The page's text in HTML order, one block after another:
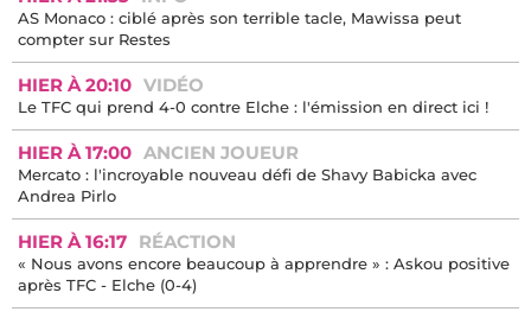
AS Monaco : ciblé après son terrible tacle, Mawissa peut
compter sur Restes
HIER À 20:10 VIDÉO
Le TFC qui prend 4-0 contre Elche : l'émission en direct ici !
HIER À 17:00 ANCIEN JOUEUR
Mercato : l'incroyable nouveau défi de Shavy Babicka avec
Andrea Pirlo
HIER À 16:17 RÉACTION
« Nous avons encore beaucoup à apprendre » : Askou positive
après TFC - Elche (0-4)